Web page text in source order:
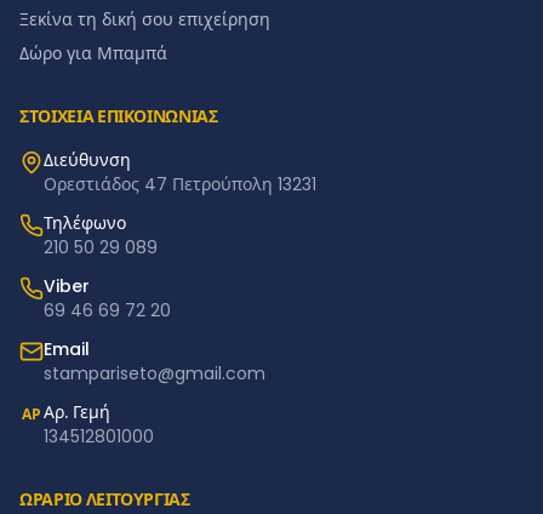
Ξεκίνα τη δική σου επιχείρηση
Δώρο για Μπαμπά
ΣΤΟΙΧΕΙΑ ΕΠΙΚΟΙΝΩΝΙΑΣ
Διεύθυνση
Ορεστιάδος 47 Πετρούπολη 13231
Τηλέφωνο
210 50 29 089
Viber
69 46 69 72 20
Email
stampariseto@gmail.com
ΑΡΑρ. Γεμή
134512801000
ΩΡΑΡΙΟ ΛΕΙΤΟΥΡΓΙΑΣ